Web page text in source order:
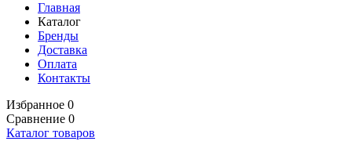
Главная
Каталог
Бренды
Доставка
Оплата
Контакты
Избранное 0
Сравнение 0
Каталог товаров